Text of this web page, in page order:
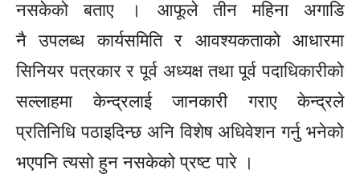
नसकेको बताए । आफूलेतीन महिना अगाडि
नै उपलब्ध कार्यसमिति र आवश्यकताको आधारमा
सिनियर पत्रकार र पूर्व अध्यक्ष तथा पूर्व पदाधिकारीको
सल्लाहमा केन्द्रलाई जानकारी गराए केन्द्रले
प्रतिनिधि पठाइदिन्छ अनि विशेष अधिवेशन गर्नु भनेको
भएपनि त्यसो हुन नसकेको प्रष्ट पारे ।